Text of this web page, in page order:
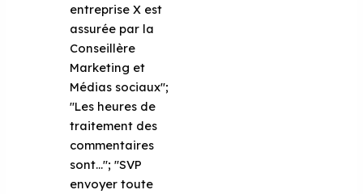
entreprise X est
assurée par la
Conseillère
Marketing et
Médias sociaux";
"Les heures de
traitement des
commentaires
sont…"; "SVP
envoyer toute